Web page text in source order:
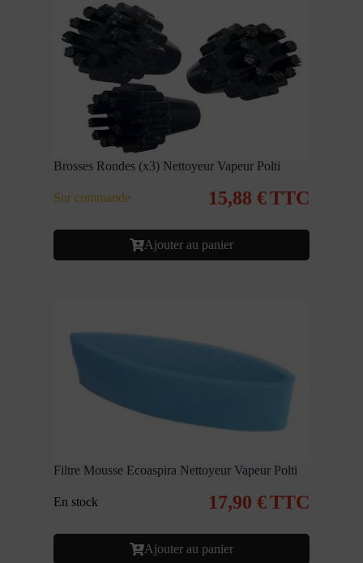
Brosses Rondes (x3) Nettoyeur Vapeur Polti
Sur commande 15,88 €TTC
Ajouter au panier
Filtre Mousse Ecoaspira Nettoyeur Vapeur Polti
En stock 17,90 €TTC
Ajouter au panier